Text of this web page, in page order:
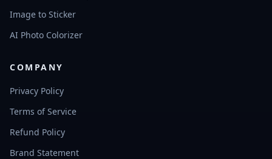
Image to Sticker
AI Photo Colorizer
COMPANY
Privacy Policy
Terms of Service
Refund Policy
Brand Statement